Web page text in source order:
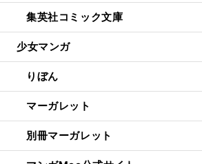
集英社コミック文庫
少女マンガ
りぼん
マーガレット
別冊マーガレット